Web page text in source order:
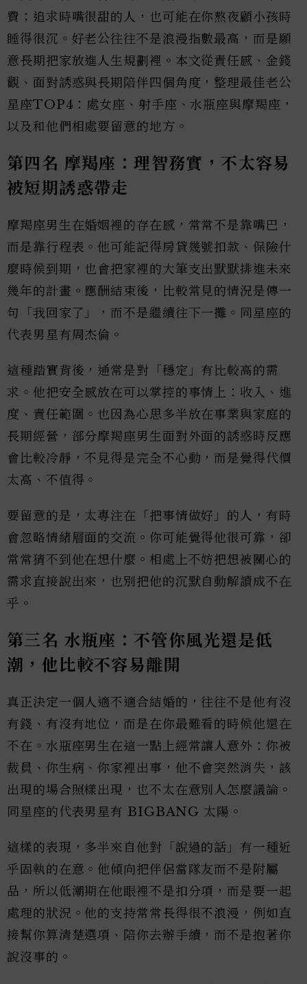
費；追求時嘴很甜的人，也可能在你熬夜顧小孩時
睡得很沉。好老公往往不是浪漫指數最高，而是願
意長期把家放進人生規劃裡。本文從責任感、金錢
觀、面對誘惑與長期陪伴四個角度，整理最佳老公
星座TOP4：處女座、射手座、水瓶座與摩羯座，
以及和他們相處要留意的地方。
第四名 摩羯座：理智務實，不太容易
被短期誘惑帶走
摩羯座男生在婚姻裡的存在感，常常不是靠嘴巴，
而是靠行程表。他可能記得房貸幾號扣款、保險什
麼時候到期，也會把家裡的大筆支出默默排進未來
幾年的計畫。應酬結束後，比較常見的情況是傳一
句「我回家了」，而不是繼續往下一攤。同星座的
代表男星有周杰倫。
這種踏實背後，通常是對「穩定」有比較高的需
求。他把安全感放在可以掌控的事情上：收入、進
度、責任範圍。也因為心思多半放在事業與家庭的
長期經營，部分摩羯座男生面對外面的誘惑時反應
會比較冷靜，不見得是完全不心動，而是覺得代價
太高、不值得。
要留意的是，太專注在「把事情做好」的人，有時
會忽略情緒層面的交流。你可能覺得他很可靠，卻
常常猜不到他在想什麼。相處上不妨把想被關心的
需求直接說出來，也別把他的沉默自動解讀成不在
乎。
第三名 水瓶座：不管你風光還是低
潮，他比較不容易離開
真正決定一個人適不適合結婚的，往往不是他有沒
有錢、有沒有地位，而是在你最難看的時候他還在
不在。水瓶座男生在這一點上經常讓人意外：你被
裁員、你生病、你家裡出事，他不會突然消失，該
出現的場合照樣出現，也不太在意別人怎麼議論。
同星座的代表男星有 BIGBANG 太陽。
這樣的表現，多半來自他對「說過的話」有一種近
乎固執的在意。他傾向把伴侶當隊友而不是附屬
品，所以低潮期在他眼裡不是扣分項，而是要一起
處理的狀況。他的支持常常長得很不浪漫，例如直
接幫你算清楚選項、陪你去辦手續，而不是抱著你
說沒事的。